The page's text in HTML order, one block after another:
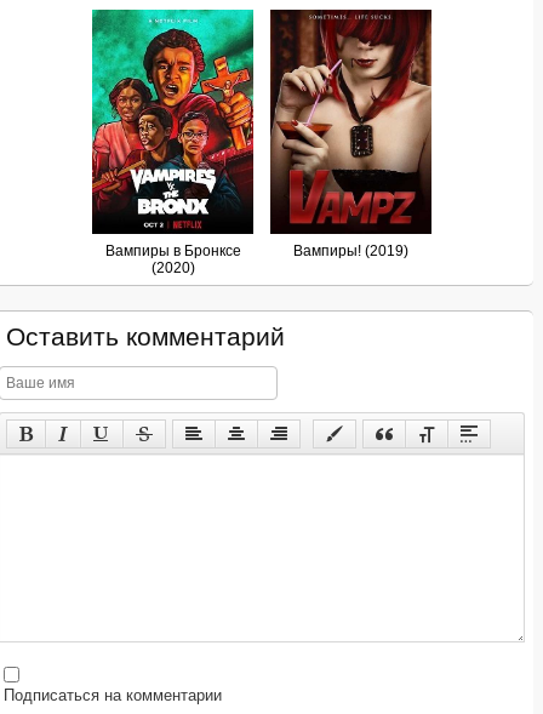
Вампиры в Бронксе
(2020)
Вампиры! (2019)
Оставить комментарий
на комментарии